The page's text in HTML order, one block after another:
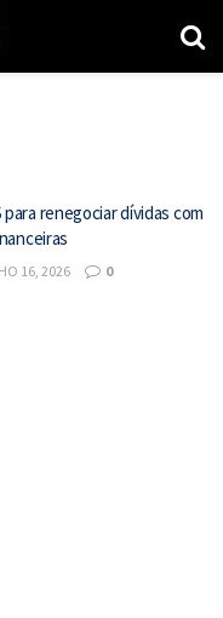
para renegociar dívidas com
16, 2026 0